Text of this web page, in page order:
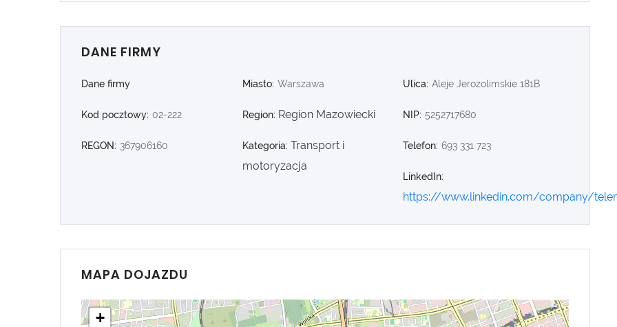
DANE FIRMY
Dane firmy Miasto: Warszawa Ulica: Aleje Jerozolimskie 181B
Kod pocztowy: 02-222 Region: Region Mazowiecki NIP: 5252717680
REGON: 367906160 Kategoria: Transport i
motoryzacja
Telefon: 693 331 723
LinkedIn:
https://www.linkedin.com/company/
MAPA DOJAZDU
+